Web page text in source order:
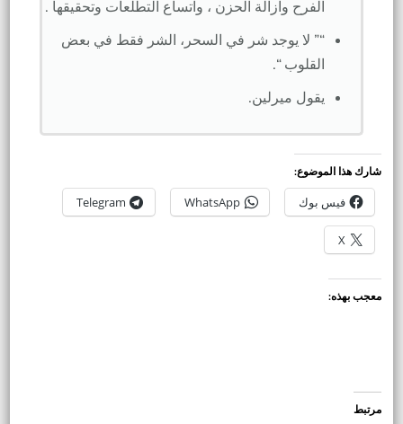
الفرح وازالة الحزن ، واتساع التطلعات وتحقيقها .
“” لا يوجد شر في السحر، الشر فقط في بعض
القلوب “.
يقول ميرلين.
شارك هذا الموضوع:
فيس بوك WhatsApp
Telegram
X
معجب بهذه:
مرتبط